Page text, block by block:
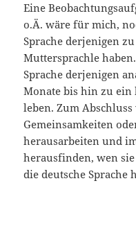
Eine
o.Ä. wäre für mich,
Sprache derjenigen
Muttersprachle
Sprache derjenigen
Monate bis hin zu ein
leben. Zum
Gemeinsamkeiten
herausarbeiten und
herausfinden, wen
die deutsche Sprache